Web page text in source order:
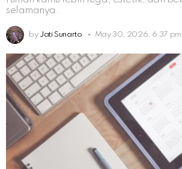
selamanya.
by Jati Sunarto May 30, 2026, 6:37 pm